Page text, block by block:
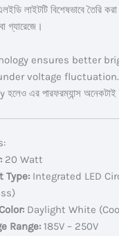
লাইটটি বিশেষভাবে তৈরি করা
গ্যারেজে।
ensures better
voltage fluctuation.
এর পারফরম্যান্স অনেকটাই
20 Watt
Type: Integrated LED
Daylight White
Range: 185V – 250V